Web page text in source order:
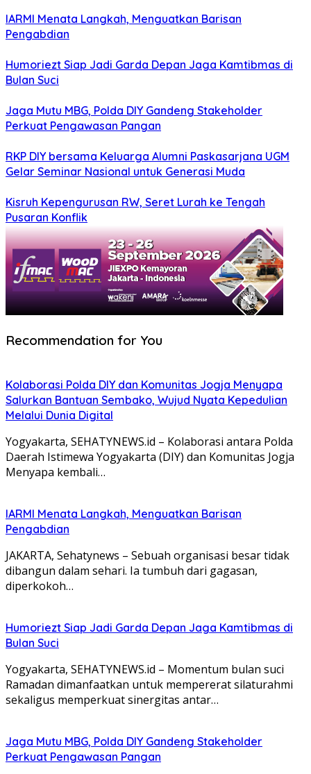
IARMI Menata Langkah, Menguatkan Barisan
Pengabdian
Humoriezt Siap Jadi Garda Depan Jaga Kamtibmas di
Bulan Suci
Jaga Mutu MBG, Polda DIY Gandeng Stakeholder
Perkuat Pengawasan Pangan
RKP DIY bersama Keluarga Alumni Paskasarjana UGM
Gelar Seminar Nasional untuk Generasi Muda
Kisruh Kepengurusan RW, Seret Lurah ke Tengah
Pusaran Konflik
Recommendation for You
Kolaborasi Polda DIY dan Komunitas Jogja Menyapa
Salurkan Bantuan Sembako, Wujud Nyata Kepedulian
Melalui Dunia Digital
Yogyakarta, SEHATYNEWS.id – Kolaborasi antara Polda
Daerah Istimewa Yogyakarta (DIY) dan Komunitas Jogja
Menyapa kembali…
IARMI Menata Langkah, Menguatkan Barisan
Pengabdian
JAKARTA, Sehatynews – Sebuah organisasi besar tidak
dibangun dalam sehari. Ia tumbuh dari gagasan,
diperkokoh…
Humoriezt Siap Jadi Garda Depan Jaga Kamtibmas di
Bulan Suci
Yogyakarta, SEHATYNEWS.id – Momentum bulan suci
Ramadan dimanfaatkan untuk mempererat silaturahmi
sekaligus memperkuat sinergitas antar…
Jaga Mutu MBG, Polda DIY Gandeng Stakeholder
Perkuat Pengawasan Pangan